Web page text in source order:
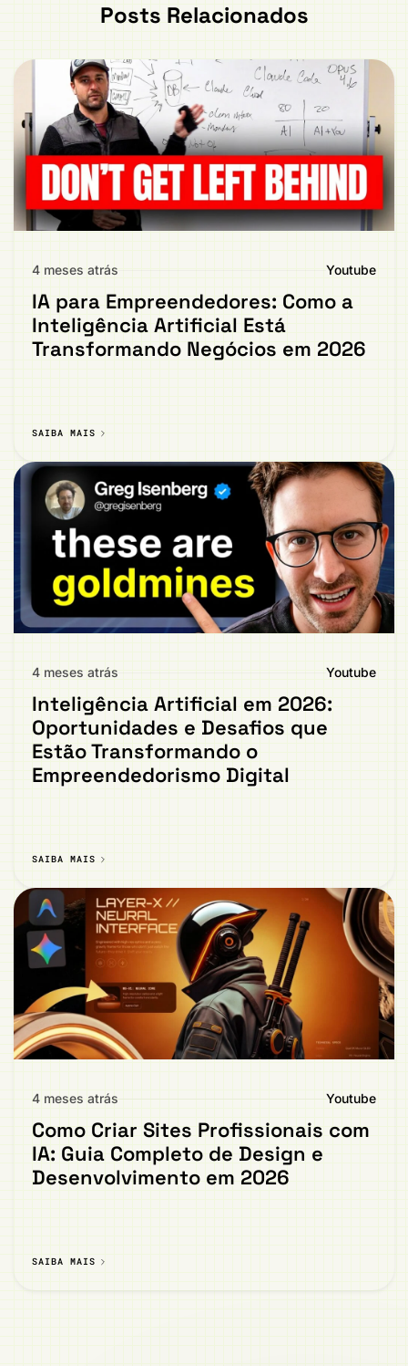
Posts Relacionados
4 meses atrás Youtube
IA para Empreendedores: Como a
Inteligência Artificial Está
Transformando Negócios em 2026
SAIBA MAIS
4 meses atrás Youtube
Inteligência Artificial em 2026:
Oportunidades e Desafios que
Estão Transformando o
Empreendedorismo Digital
SAIBA MAIS
4 meses atrás Youtube
Como Criar Sites Profissionais com
IA: Guia Completo de Design e
Desenvolvimento em 2026
SAIBA MAIS